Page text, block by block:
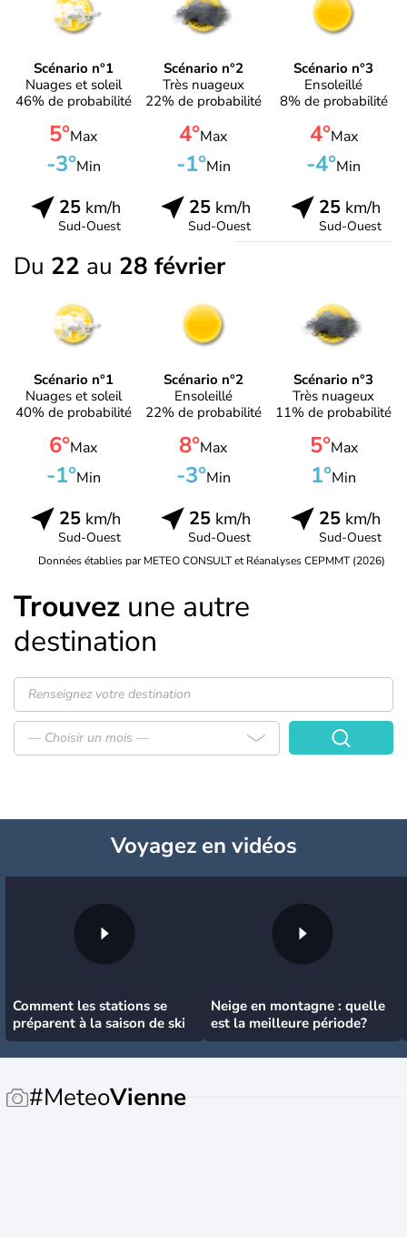
Scénario n°1
Nuages et soleil
46% de probabilité
5°Max
-3°Min
25km/h
Sud-Ouest
Scénario n°2
Très nuageux
22% de probabilité
4°Max
-1°Min
25km/h
Sud-Ouest
Scénario n°3
Ensoleillé
8% de probabilité
4°Max
-4°Min
25 km/h
Sud-Ouest
Du 22 au 28 février
Scénario n°1
Nuages et soleil
40% de probabilité
6°Max
-1°Min
25km/h
Sud-Ouest
Scénario n°2
Ensoleillé
22% de probabilité
8°Max
-3°Min
25km/h
Sud-Ouest
Scénario n°3
Très nuageux
11% de probabilité
5°Max
1°Min
25 km/h
Sud-Ouest
Données établies par METEO CONSULT et Réanalyses CEPMMT (2026)
Trouvez une autre
destination
— Choisir un mois —
Voyagezen vidéos
Comment les stations se
préparent à la saison de ski
Neige en montagne : quelle
est la meilleure période?
#MeteoVienne